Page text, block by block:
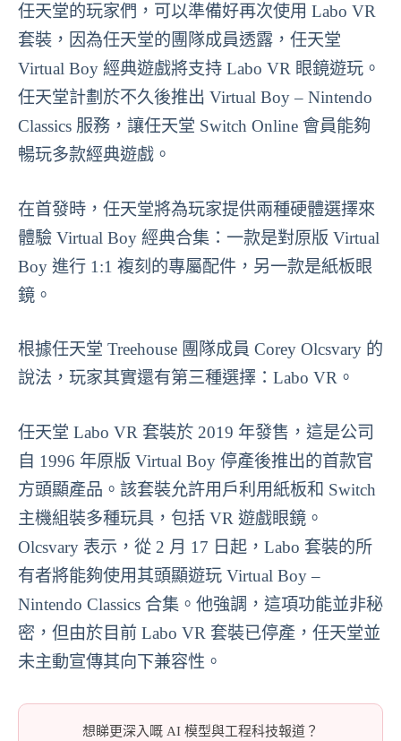
任天堂的玩家們，可以準備好再次使用 Labo VR
套裝，因為任天堂的團隊成員透露，任天堂
Virtual Boy 經典遊戲將支持 Labo VR 眼鏡遊玩。
任天堂計劃於不久後推出 Virtual Boy – Nintendo
Classics 服務，讓任天堂 Switch Online 會員能夠
暢玩多款經典遊戲。
在首發時，任天堂將為玩家提供兩種硬體選擇來
體驗 Virtual Boy 經典合集：一款是對原版 Virtual
Boy 進行 1:1 複刻的專屬配件，另一款是紙板眼
鏡。
根據任天堂 Treehouse 團隊成員 Corey Olcsvary 的
說法，玩家其實還有第三種選擇：Labo VR。
任天堂 Labo VR 套裝於 2019 年發售，這是公司
自 1996 年原版 Virtual Boy 停產後推出的首款官
方頭顯產品。該套裝允許用戶利用紙板和 Switch
主機組裝多種玩具，包括 VR 遊戲眼鏡。
Olcsvary 表示，從 2 月 17 日起，Labo 套裝的所
有者將能夠使用其頭顯遊玩 Virtual Boy –
Nintendo Classics 合集。他強調，這項功能並非秘
密，但由於目前 Labo VR 套裝已停產，任天堂並
未主動宣傳其向下兼容性。
想睇更深入嘅 AI 模型與工程科技報道？